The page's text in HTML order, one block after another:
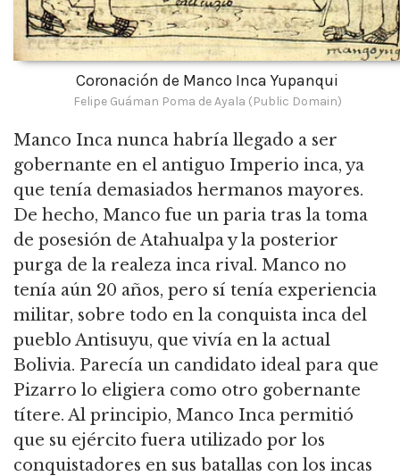
Coronación de Manco Inca Yupanqui
Felipe Guáman Poma de Ayala (Public Domain)
Manco Inca nunca habría llegado a ser
gobernante en el antiguo Imperio inca, ya
que tenía demasiados hermanos mayores.
De hecho, Manco fue un paria tras la toma
de posesión de Atahualpa y la posterior
purga de la realeza inca rival. Manco no
tenía aún 20 años, pero sí tenía experiencia
militar, sobre todo en la conquista inca del
pueblo Antisuyu, que vivía en la actual
Bolivia. Parecía un candidato ideal para que
Pizarro lo eligiera como otro gobernante
títere. Al principio, Manco Inca permitió
que su ejército fuera utilizado por los
conquistadores en sus batallas con los incas